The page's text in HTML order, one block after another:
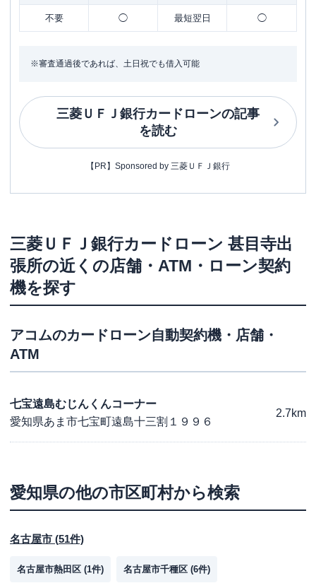
不要 ◯ 最短翌日 ◯
※審査通過後であれば、土日祝でも借入可能
三菱ＵＦＪ銀行カードローンの記事
を読む
【PR】Sponsored by 三菱ＵＦＪ銀行
三菱ＵＦＪ銀行カードローン 甚目寺出
張所の近くの店舗・ATM・ローン契約
機を探す
アコムのカードローン自動契約機・店舗・
ATM
七宝遠島むじんくんコーナー
愛知県あま市七宝町遠島十三割１９９６
2.7km
愛知県の他の市区町村から検索
名古屋市 (51件)
名古屋市熱田区 (1件) 名古屋市千種区 (6件)